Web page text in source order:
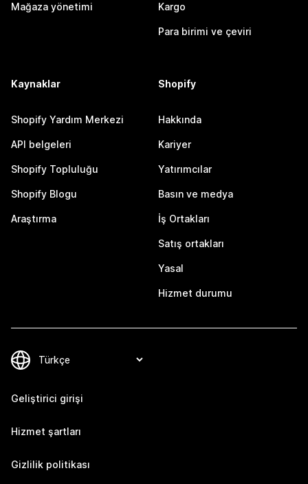
Mağaza yönetimi Kargo
Para birimi ve çeviri
Kaynaklar
Shopify Yardım Merkezi
API belgeleri
Shopify Topluluğu
Shopify Blogu
Araştırma
Shopify
Hakkında
Kariyer
Yatırımcılar
Basın ve medya
İş Ortakları
Satış ortakları
Yasal
Hizmet durumu
Geliştirici girişi
Hizmet şartları
Gizlilik politikası